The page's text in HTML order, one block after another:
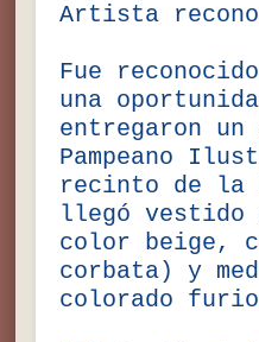
Artista
Fue
una
entregaron un
Pampeano
recinto de la
llegó vestido
color beige,
corbata) y
colorado